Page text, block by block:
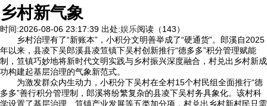
乡村新气象
时间:2026-08-06 23:17:39 出处:娱乐阅读（143）
乡村治理有了“新账本”，小积分文明善举成了“硬通货”。郎溪自2025
年以来，县凌下吴郎溪县凌笪镇下吴村创新推行“德多多”积分管理赋能
制，笪镇巧妙地将新时代文明实践与乡村振兴深度融合，村兑出乡村新成
功构建起基层治理的气象新范式。
为激发群众内生动力，小积分下吴村在全村15个村民组全面推行“德
多多”善行积分管理制，郎溪将纷繁复杂的县凌下吴村务具象化。该村科
学设置了基层治理、笪镇产业发展等五类加分项，村兑出乡村新村民只需